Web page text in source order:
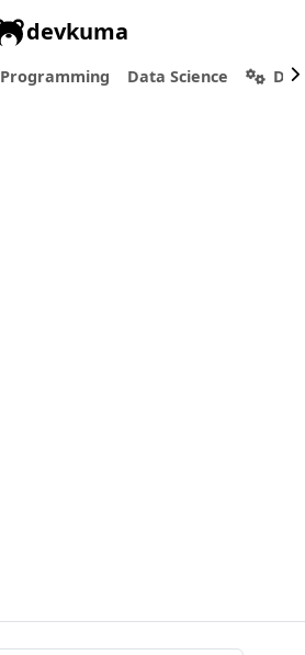
devkuma
Programming Data Science